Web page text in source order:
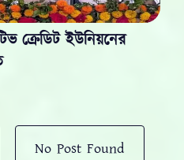
ক্রেডিট ইউনিয়নের
No Post Found